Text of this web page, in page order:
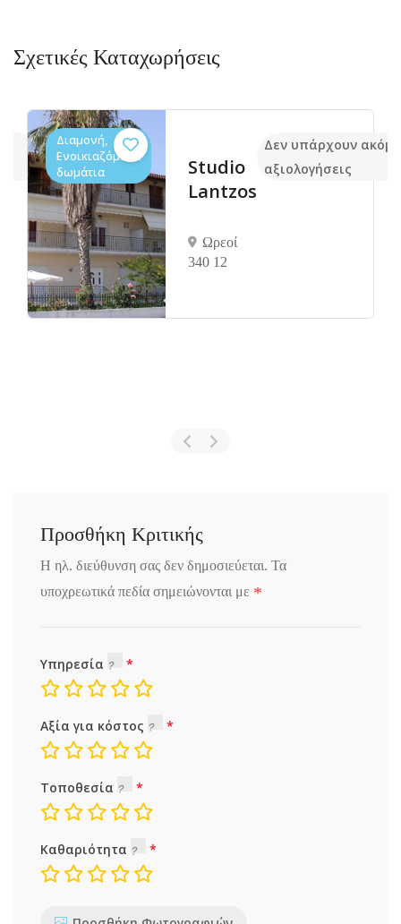
Σχετικές Καταχωρήσεις
Διαμονή,
Ενοικιαζόμενα
δωμάτια
Studio
Lantzos
Ωρεοί
340 12
Δεν υπάρχουν
αξιολογήσεις
Προσθήκη Κριτικής
Η ηλ. διεύθυνση σας δεν δημοσιεύεται. Τα
υποχρεωτικά πεδία σημειώνονται με *
Υπηρεσία
Αξία για κόστος
Τοποθεσία
Καθαριότητα